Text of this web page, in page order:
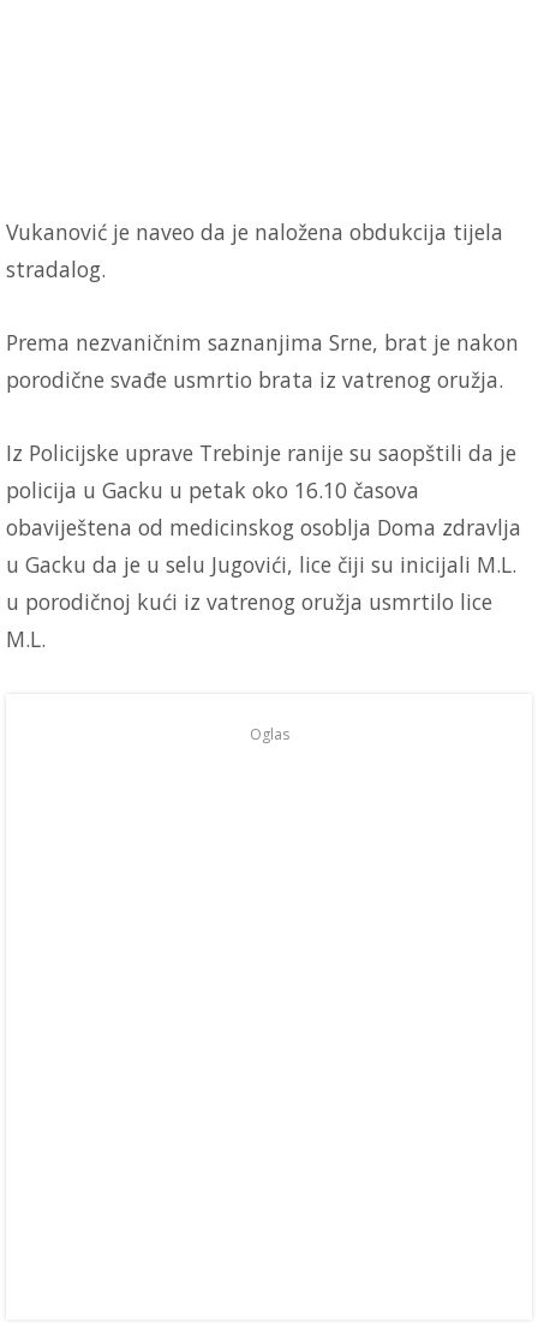
Vukanović je naveo da je naložena obdukcija tijela
stradalog.
Prema nezvaničnim saznanjima Srne, brat je nakon
porodične svađe usmrtio brata iz vatrenog oružja.
Iz Policijske uprave Trebinje ranije su saopštili da je
policija u Gacku u petak oko 16.10 časova
obaviještena od medicinskog osoblja Doma zdravlja
u Gacku da je u selu Jugovići, lice čiji su inicijali M.L.
u porodičnoj kući iz vatrenog oružja usmrtilo lice
M.L.
Oglas